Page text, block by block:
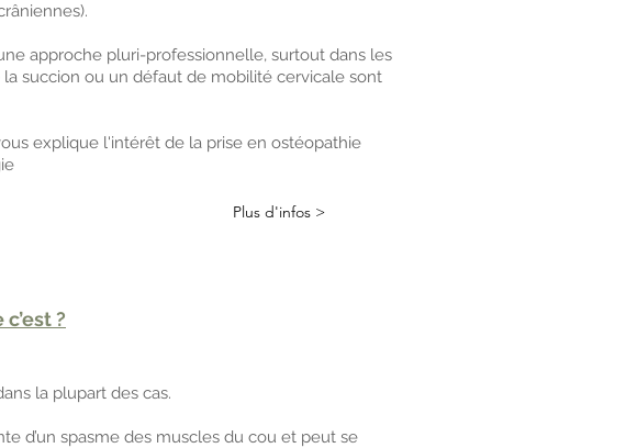
approche pluri-professionnelle, surtout dans les
succion ou un défaut de mobilité cervicale sont
explique l'intérêt de la prise en ostéopathie
Plus d'infos >
?
la plupart des cas.
d’un spasme des muscles du cou et peut se